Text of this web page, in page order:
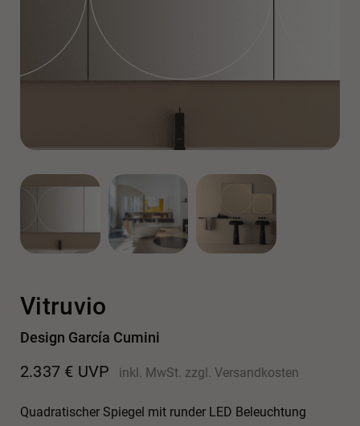
Vitruvio
Design García Cumini
2.337 € UVP inkl. MwSt. zzgl.Versandkosten
Quadratischer Spiegel mit runder LED Beleuchtung